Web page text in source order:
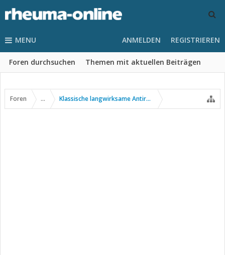
MENU
Foren durchsuchen Themen mit aktuellen Beiträgen
ANMELDEN REGISTRIEREN
Foren ... Klassische langwirksame Antirheumatika